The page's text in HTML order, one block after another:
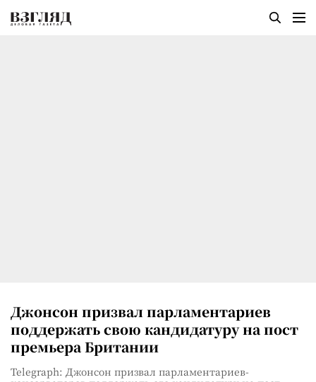
Джонсон призвал парламентариев
поддержать свою кандидатуру на пост
премьера Британии
Telegraph: Джонсон призвал парламентариев-